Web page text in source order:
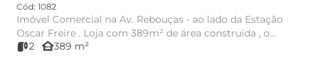
Cód: 1082
Imóvel Comercial na Av. Rebouças - ao lado da Estação
Oscar Freire . Loja com 389m² de área construída , o
imóve...
2 other_houses389 m²